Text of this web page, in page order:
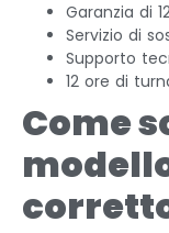
Garanzia di
Servizio di
Supporto
12 ore di
Come